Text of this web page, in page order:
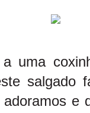
uma
salgado
e